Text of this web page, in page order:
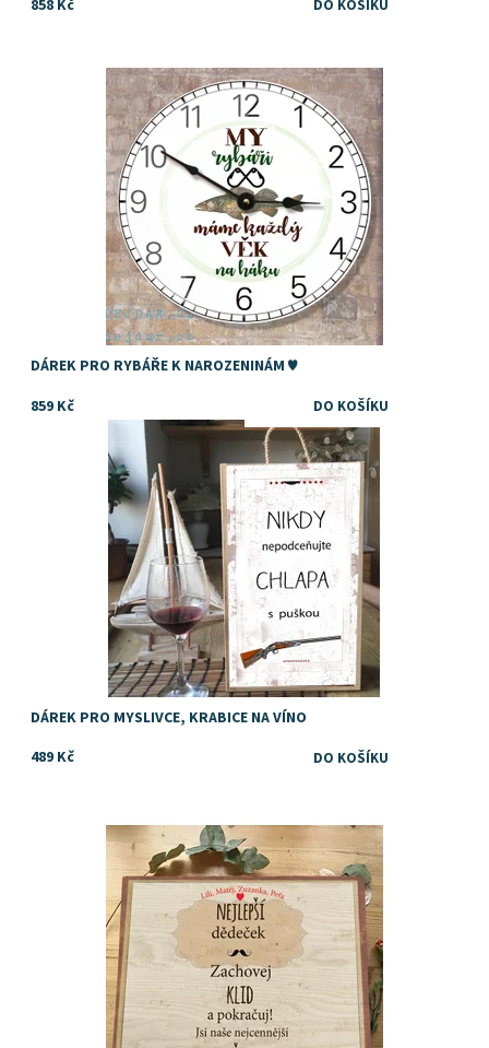
858 Kč
Když je muž, který má narozeniny rybář, máte to na háku
Dostupnost:
Skladem
DÁREK PRO RYBÁŘE K NAROZENINÁM ♥
859 Kč
TIP na dárek k výročí pro muže
Dostupnost:
Skladem
DejDar
DÁREK PRO MYSLIVCE, KRABICE NA VÍNO
489 Kč
Originální dárek pro dědu
Skladem